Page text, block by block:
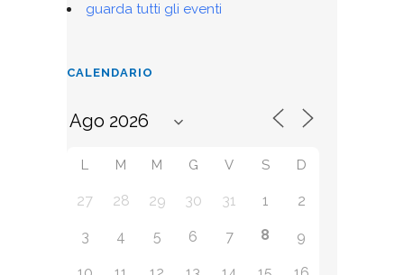
guarda tutti gli eventi
CALENDARIO
L M M G V S D
27 28 29 30 31 1 2
3 4 5 6 7 8 9